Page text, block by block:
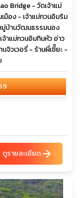
Bridge - วัดเจ้าแม่
มือง - เจ้าแม่กวนอิมริม
มู่บ้านวัฒนธรรมนอง
าแม่กวนอิมทินหัว อ่าว
จิวเวอรี่ - ร้านผี่เซี๊ยะ -
ดูรายละเอียดarrow_forward